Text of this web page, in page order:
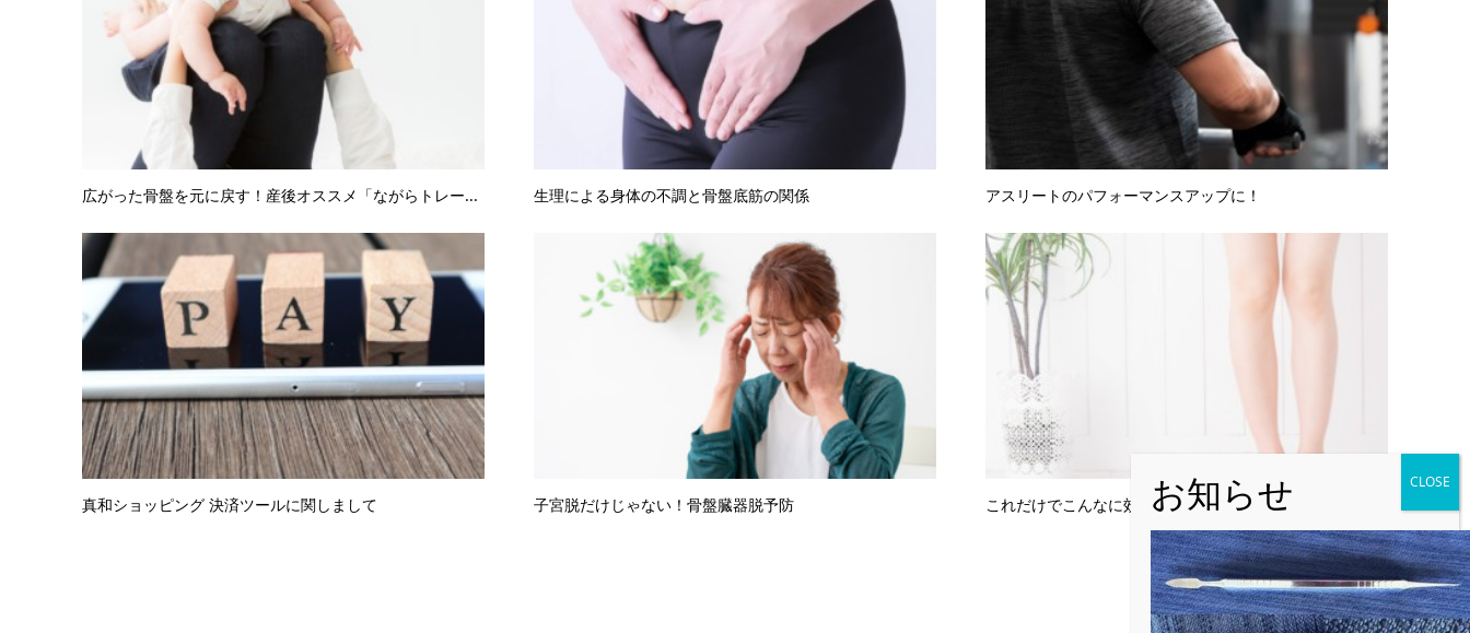
広がった骨盤を元に戻す！産後オススメ「ながらトレー... 生理による身体の不調と骨盤底筋の関係 アスリートのパフォーマンスアップに！
真和ショッピング 決済ツールに関しまして 子宮脱だけじゃない！骨盤臓器脱予防 これだけでこんなに効果があるなんて・・・✨